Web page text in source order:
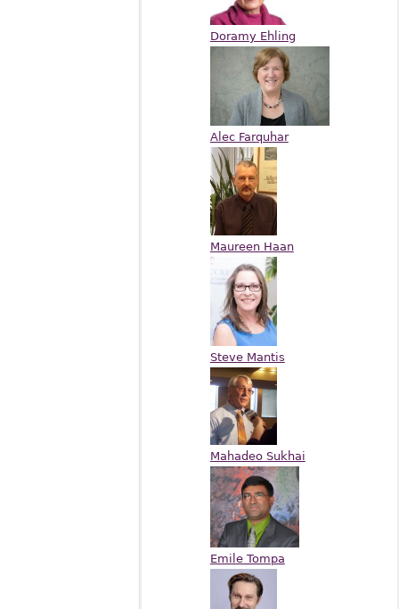
Doramy Ehling
Alec Farquhar
Maureen Haan
Steve Mantis
Mahadeo Sukhai
Emile Tompa